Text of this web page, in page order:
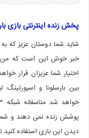
پخش زنده اینترنتی بازی
شاید شما دوستان عزیز که
خبر خوش این است که من
اختیار شما عزیزان قرار
بین بارسلونا و
پوشش زنده نمی دهند و شما
دیدن این بازی استفاده